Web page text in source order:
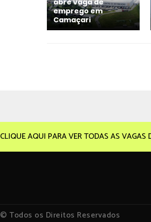
abre vaga de
emprego em
Camaçari
CLIQUE AQUI PARA VER TODAS AS VAGAS
© Todos os Direitos Reservados